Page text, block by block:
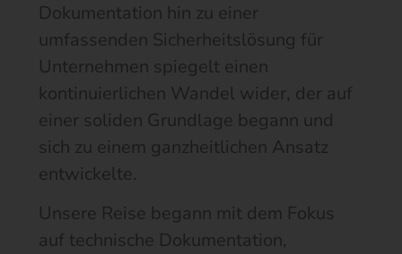
Dokumentation hin zu einer
umfassenden Sicherheitslösung für
Unternehmen spiegelt einen
kontinuierlichen Wandel wider, der auf
einer soliden Grundlage begann und
sich zu einem ganzheitlichen Ansatz
entwickelte.
Unsere Reise begann mit dem Fokus
auf technische Dokumentation,